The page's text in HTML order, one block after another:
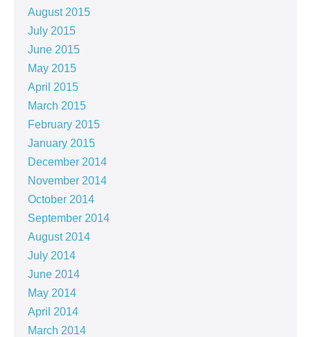
August 2015
July 2015
June 2015
May 2015
April 2015
March 2015
February 2015
January 2015
December 2014
November 2014
October 2014
September 2014
August 2014
July 2014
June 2014
May 2014
April 2014
March 2014